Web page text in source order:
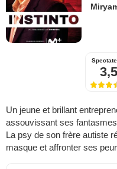
3,5
Un jeune et brillant
assouvissant ses
La psy de son frère autiste
masque et affronter ses